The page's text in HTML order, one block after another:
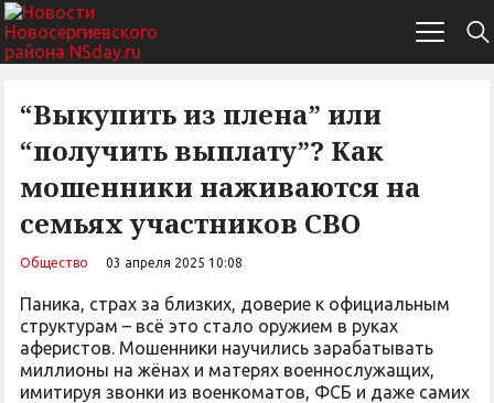
“Выкупить из плена” или
“получить выплату”? Как
мошенники наживаются на
семьях участников СВО
Общество 03 апреля 2025 10:08
Паника, страх за близких, доверие к официальным
структурам – всё это стало оружием в руках
аферистов. Мошенники научились зарабатывать
миллионы на жёнах и матерях военнослужащих,
имитируя звонки из военкоматов, ФСБ и даже самих